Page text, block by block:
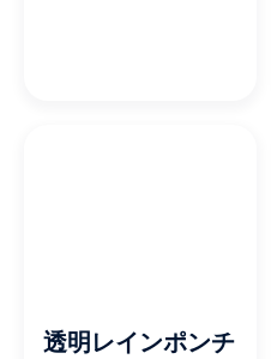
透明レインポンチ